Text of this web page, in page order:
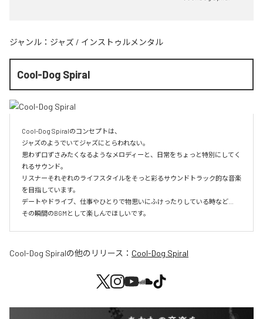
ジャンル： ジャズ / インストゥルメンタル
Cool-Dog Spiral
Cool-Dog Spiralのコンセプトは、
ジャズのようでいてジャズにとらわれない。
思わず口ずさみたくなるようなメロディーと、日常をちょっと特別にしてく
れるサウンド。
リスナーそれぞれのライフスタイルをそっと彩るサウンドトラック的な音楽
を目指しています。
デートやドライブ、仕事やひとりで物思いにふけったりしている時など…
その瞬間のBGMとして楽しんでほしいです。
Cool-Dog Spiralの他のリリース： Cool-Dog Spiral